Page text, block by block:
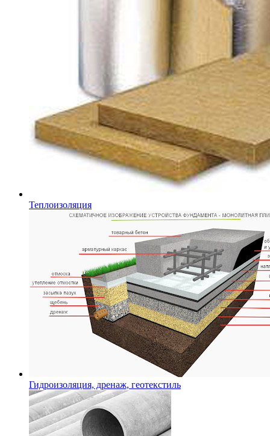
Теплоизоляция
Гидроизоляция, дренаж, геотекстиль